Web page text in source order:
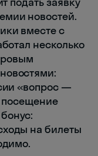
новостей.
вместе с
несколько
«вопрос —
посещение
на билеты